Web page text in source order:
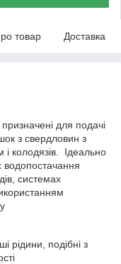
товар Доставка
для подачі
з свердловин з
колодязів. Ідеально
водопостачання
системах
рідини, подібні з